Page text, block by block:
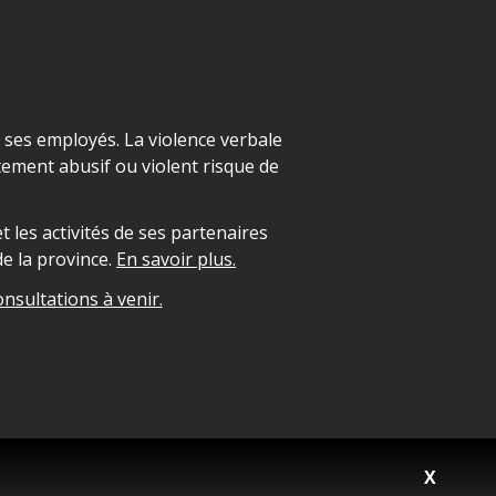
X
employés. La violence verbale
abusif ou violent risque de
les activités de ses partenaires
la province. En savoir plus.
à venir.